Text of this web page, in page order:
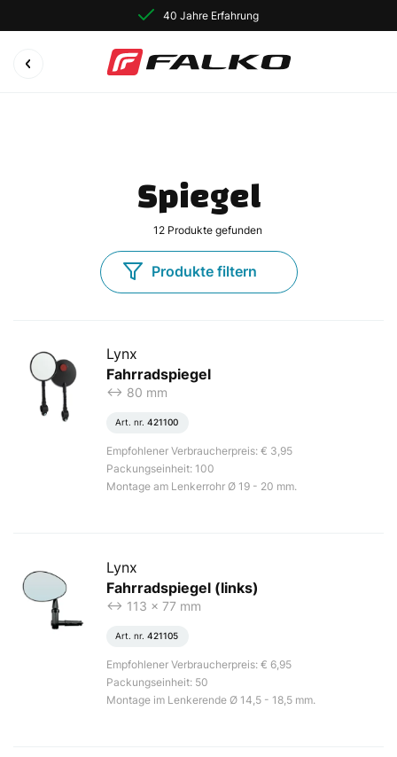
40 Jahre Erfahrung
Spiegel
12 Produkte gefunden
Produkte filtern
Lynx
Fahrradspiegel
<-> 80 mm
Art. nr. 421100
Empfohlener Verbraucherpreis: € 3,95
Packungseinheit: 100
Montage am Lenkerrohr Ø 19 - 20 mm.
Lynx
Fahrradspiegel (links)
<-> 113 x 77 mm
Art. nr. 421105
Empfohlener Verbraucherpreis: € 6,95
Packungseinheit: 50
Montage im Lenkerende Ø 14,5 - 18,5 mm.